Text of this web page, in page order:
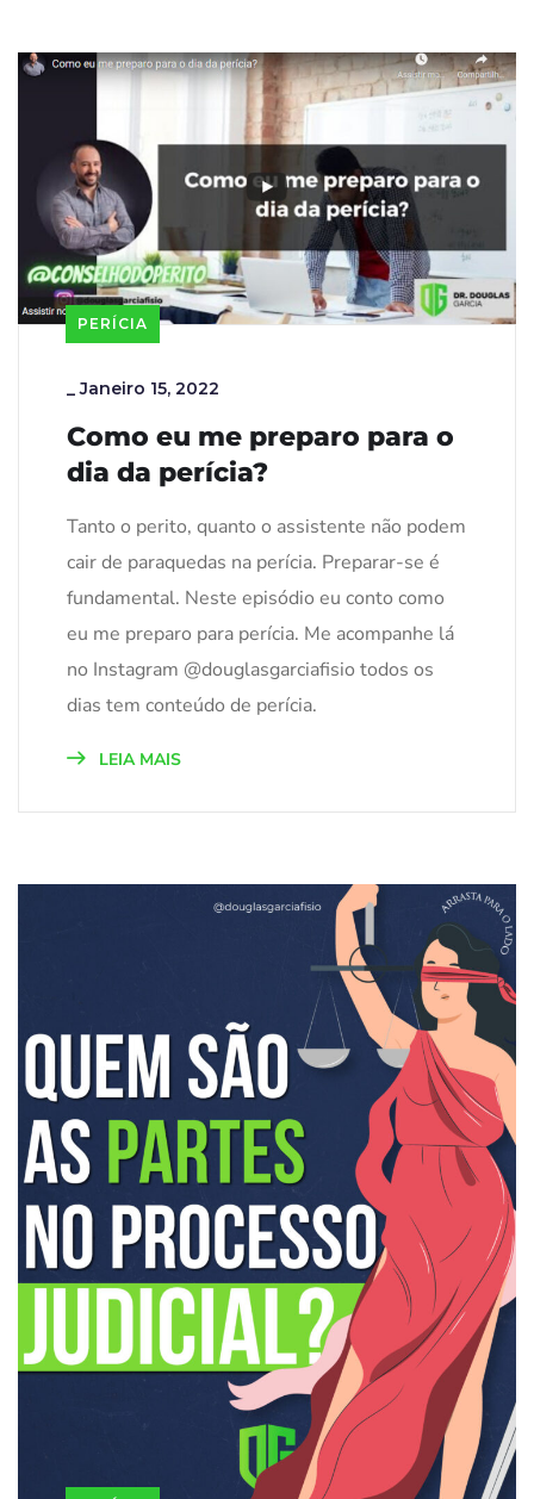
PERÍCIA
_Janeiro 15, 2022
Como eu me preparo para o
dia da perícia?
Tanto o perito, quanto o assistente não podem
cair de paraquedas na perícia. Preparar-se é
fundamental. Neste episódio eu conto como
eu me preparo para perícia. Me acompanhe lá
no Instagram @douglasgarciafisio todos os
dias tem conteúdo de perícia.
LEIA MAIS